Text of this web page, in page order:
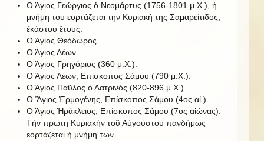
Ο Άγιος Γεώργιος ὁ Νεομάρτυς (1756-1801 μ.Χ.), ἡ
μνήμη του εορτάζεται την Κυριακή της Σαμαρείτιδος,
ἑκάστου ἔτους.
Ο Άγιος Θεόδωρος.
Ο Άγιος Λέων.
Ο Άγιος Γρηγόριος (360 μ.Χ.).
Ο Άγιος Λέων, Επίσκοπος Σάμου (790 μ.Χ.).
Ο Άγιος Παῦλος ὁ Λατρινός (820-896 μ.Χ.).
Ο Ἅγιος Ἑρμογένης, Επίσκοπος Σάμου (4ος αἰ.).
Ο Άγιος Ἡράκλειος, Επίσκοπος Σάμου (7ος αἰώνας).
Τήν πρώτη Κυριακήν τοῦ Αὐγούστου πανδήμως
εορτάζεται ἡ μνήμη των.